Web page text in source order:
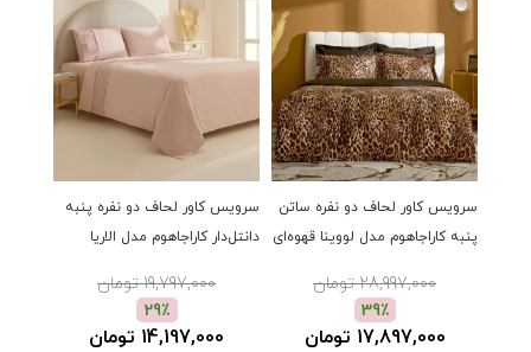
سرویس کاور لحاف دو نفره ساتن
پنبه کاراجاهوم مدل لووینا قهوه‌ای
28,997,000 تومان
39٪
17,897,000 تومان
سرویس کاور لحاف دو نفره پنبه
دانتل‌دار کاراجاهوم مدل الاریا
19,797,000 تومان
29٪
14,197,000 تومان